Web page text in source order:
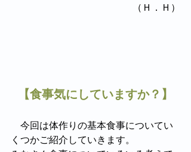
（Ｈ．Ｈ）
【食事気にしていますか？】
今回は体作りの基本食事についてい
くつかご紹介していきます。